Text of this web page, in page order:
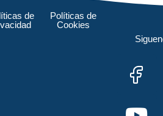
de
Políticas de
Cookies